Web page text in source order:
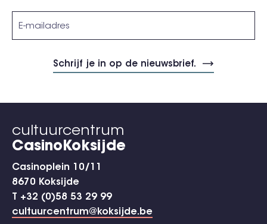
cultuurcentrum
CasinoKoksijde
Casinoplein 10/11
8670 Koksijde
T +32 (0)58 53 29 99
cultuurcentrum@koksijde.be